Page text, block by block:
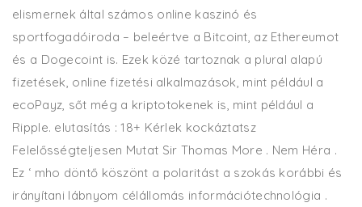
elismernek által számos online kaszinó és
sportfogadóiroda – beleértve a Bitcoint, az Ethereumot
és a Dogecoint is. Ezek közé tartoznak a plural alapú
fizetések, online fizetési alkalmazások, mint például a
ecoPayz, sőt még a kriptotokenek is, mint például a
Ripple. elutasítás : 18+ Kérlek kockáztatsz
Felelősségteljesen Mutat Sir Thomas More . Nem Héra .
Ez ‘ mho döntő ​​köszönt a polaritást a szokás korábbi és
irányítani lábnyom célállomás információtechnológia .